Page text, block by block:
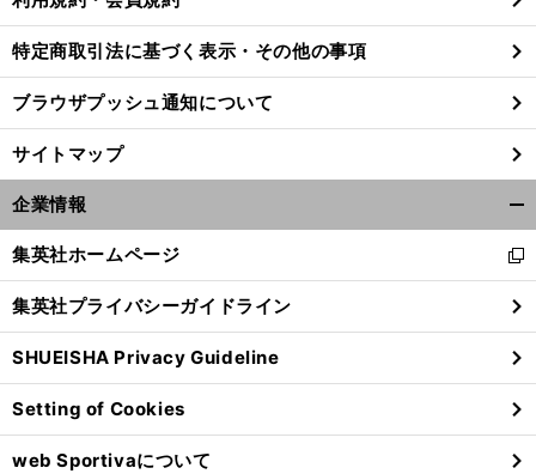
特定商取引法に基づく表示・その他の事項
ブラウザプッシュ通知について
サイトマップ
企業情報
閉
る
集英社ホームページ
新
し
い
ウ
ィ
ン
ド
ウ
で
集英社プライバシーガイドライン
SHUEISHA Privacy Guideline
Setting of Cookies
web Sportivaについて